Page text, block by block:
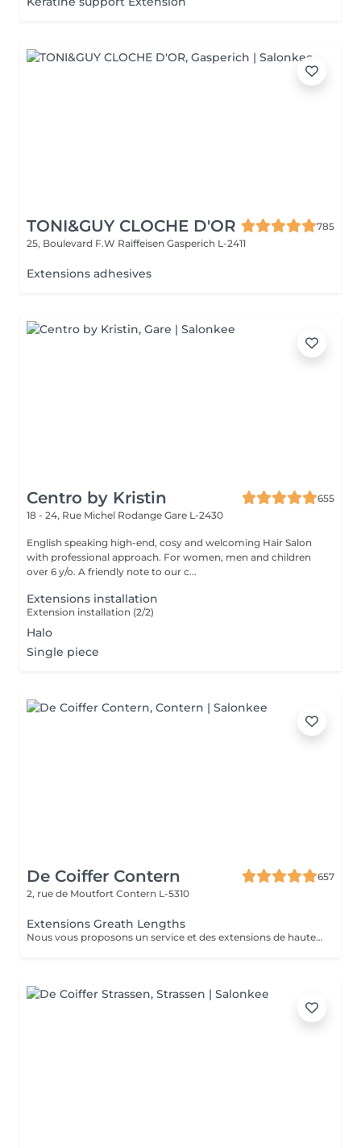
TONI&GUY CLOCHE D'OR
785
25, Boulevard F.W Raiffeisen Gasperich L-2411
Extensions adhesives
Centro by Kristin
655
18 - 24, Rue Michel Rodange Gare L-2430
English speaking high-end, cosy and welcoming Hair Salon
with professional approach. For women, men and children
over 6 y/o. A friendly note to our c...
Extensions installation
Extension installation (2/2)
Halo
Single piece
De Coiffer Contern
657
2, rue de Moutfort Contern L-5310
Extensions Greath Lengths
Nous vous proposons un service et des extensions de haute qualité, en collaborant avec la marque exclusive Great Lengths! En cas de questions veuillez appeler au +352 26 35 02 89 Devis gratuit!